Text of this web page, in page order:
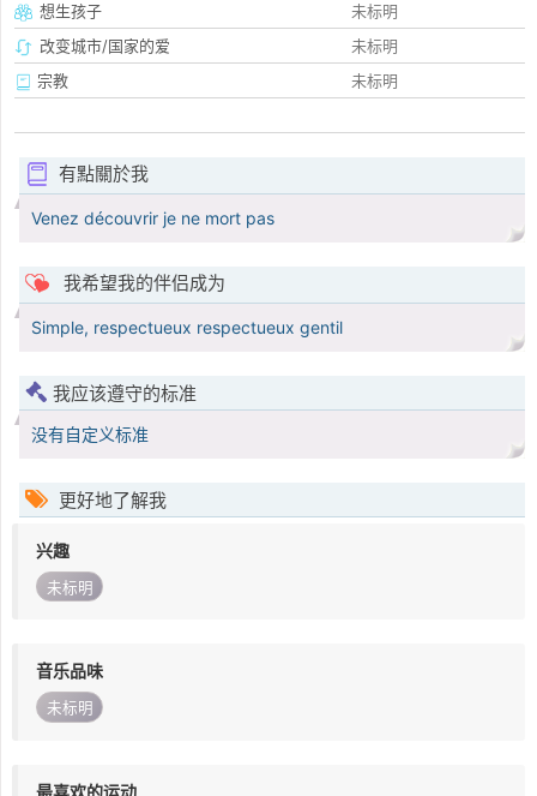
想生孩子
未标明
改变城市/国家的爱
未标明
宗教
未标明
有點關於我
Venez découvrir je ne mort pas
我希望我的伴侣成为
Simple, respectueux respectueux gentil
我应该遵守的标准
没有自定义标准
更好地了解我
兴趣
未标明
音乐品味
未标明
最喜欢的运动